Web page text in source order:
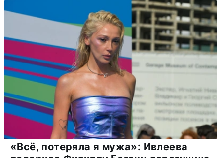
«Всё, потеряла я мужа»: Ивлеева